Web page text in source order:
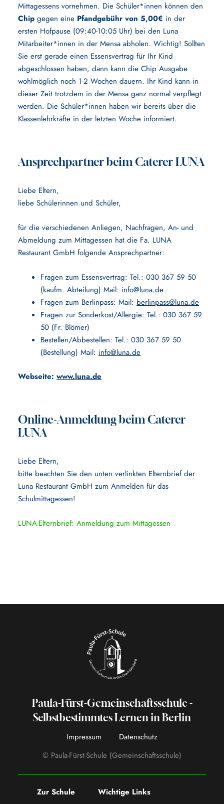
Mittagessens vornehmen. Die Schüler*innen können den
Chip gegen eine Pfandgebühr von 5,00€ in der
ersten Hofpause (09:40-10:05 Uhr) bei den Luna
Mitarbeiter*innen in der Mensa abholen. Wichtig! Sollten
Sie erst gerade einen Essensvertrag für Ihr Kind
abgeschlossen haben, dann kann die Chip Ausgabe
wohlmöglich noch 1-2 Wochen dauern. Ihr Kind kann in
dieser Zeit trotzdem in der Mensa ganz normal verpflegt
werden. Die Schüler*innen haben wir bereits über die
Klassenlehrkräfte in der letzten Woche informiert.
Ansprechpartner beim Caterer LUNA
Liebe Eltern,
liebe Schülerinnen und Schüler,
für die verschiedenen Anliegen, Nachfragen, An- und
Abmeldung zum Mittagessen hat die Fa. LUNA
Restaurant GmbH folgende Ansprechpartner:
Fragen zum Essensvertrag: Tel.: 030 367 59 50
(kaufm. Abteilung) Mail: info@luna.de
Fragen zum Berlinpass: Mail: berlinpass@luna.de
Fragen zur Sonderkost/Allergie: Tel.: 030 367 59
50 (Fr. Blömer)
Bestellen/Abbestellen: Tel.: 030 367 59 50
(Bestellung) Mail: info@luna.de
Webseite: www.luna.de
Online-Anmeldung beim Caterer
LUNA
Liebe Eltern,
bitte beachten Sie den unten verlinkten Elternbrief der
Luna Restaurant GmbH zum Anmelden für das
Schulmittagessen!
LUNA-Elternbrief: Anmeldung zum Mittagessen
Paula-Fürst-Gemeinschaftsschule -
Selbstbestimmtes Lernen in Berlin
Impressum
Datenschutz
© Paula-Fürst-Schule (Gemeinschaftsschule)
Zur Schule Wichtige Links